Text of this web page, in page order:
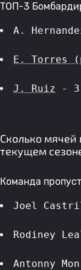
ТОП-3
A.
E. Torres
J. Ruiz - 3
Сколько мячей
текущем
Команда
Joel
Rodiney
Antonny